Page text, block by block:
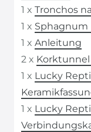
1 x Tronchos
1 x Sphagnum
1 x Anleitung
2 x Korktunnel
1 x Lucky
1 x Lucky